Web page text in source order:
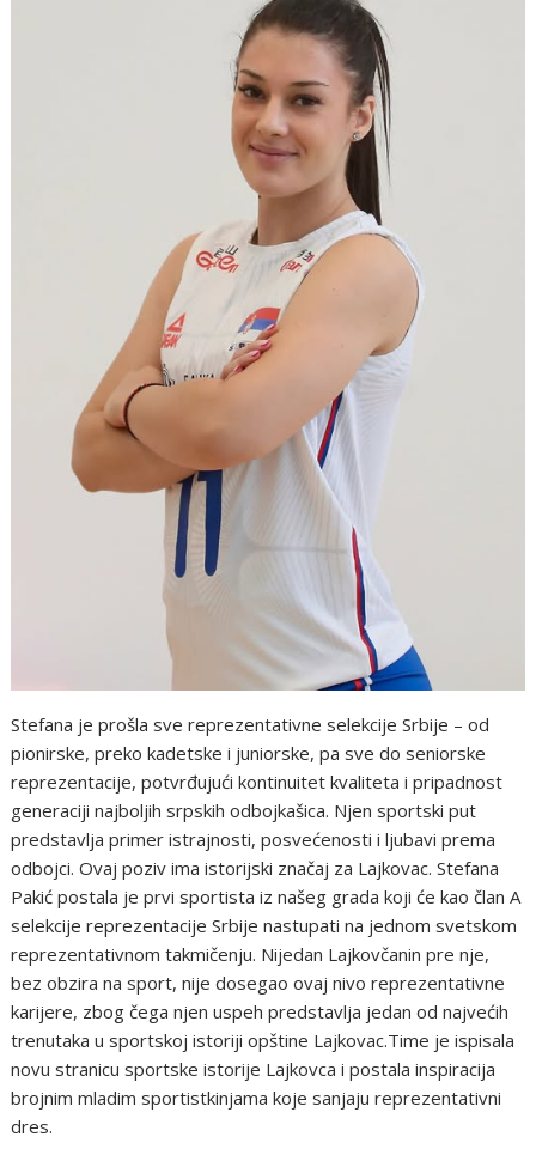
Stefana je prošla sve reprezentativne selekcije Srbije – od
pionirske, preko kadetske i juniorske, pa sve do seniorske
reprezentacije, potvrđujući kontinuitet kvaliteta i pripadnost
generaciji najboljih srpskih odbojkašica. Njen sportski put
predstavlja primer istrajnosti, posvećenosti i ljubavi prema
odbojci. Ovaj poziv ima istorijski značaj za Lajkovac. Stefana
Pakić postala je prvi sportista iz našeg grada koji će kao član A
selekcije reprezentacije Srbije nastupati na jednom svetskom
reprezentativnom takmičenju. Nijedan Lajkovčanin pre nje,
bez obzira na sport, nije dosegao ovaj nivo reprezentativne
karijere, zbog čega njen uspeh predstavlja jedan od najvećih
trenutaka u sportskoj istoriji opštine Lajkovac.Time je ispisala
novu stranicu sportske istorije Lajkovca i postala inspiracija
brojnim mladim sportistkinjama koje sanjaju reprezentativni
dres.